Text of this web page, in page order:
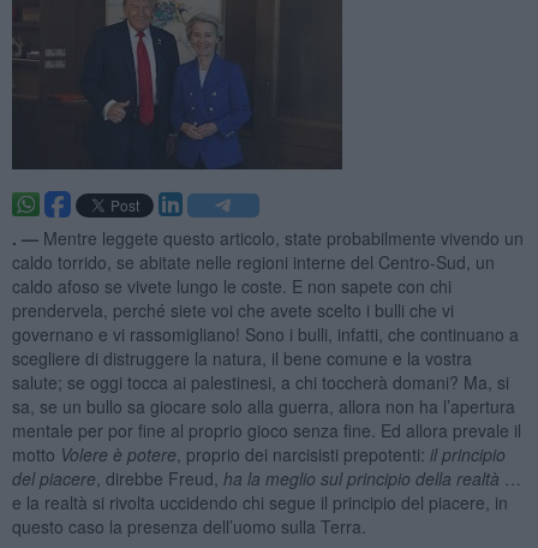
. — Mentre leggete questo articolo, state probabilmente vivendo un
caldo torrido, se abitate nelle regioni interne del Centro-Sud, un
caldo afoso se vivete lungo le coste. E non sapete con chi
prendervela, perché siete voi che avete scelto i bulli che vi
governano e vi rassomigliano! Sono i bulli, infatti, che continuano a
scegliere di distruggere la natura, il bene comune e la vostra
salute; se oggi tocca ai palestinesi, a chi toccherà domani? Ma, si
sa, se un bullo sa giocare solo alla guerra, allora non ha l’apertura
mentale per por fine al proprio gioco senza fine. Ed allora prevale il
motto Volere è potere , proprio dei narcisisti prepotenti: il principio
del piacere , direbbe Freud, ha la meglio sul principio della realtà
e la realtà si rivolta uccidendo chi segue il principio del piacere, in
questo caso la presenza dell’uomo sulla Terra.